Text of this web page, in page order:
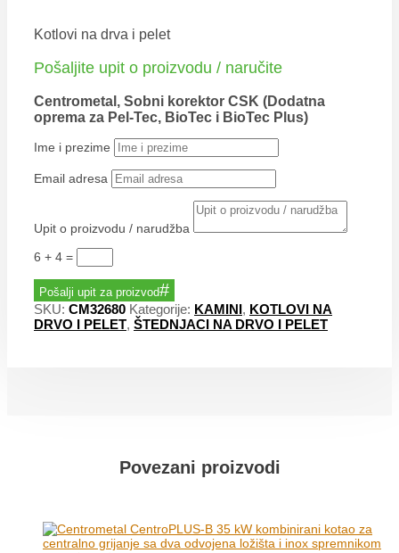
Kotlovi na drva i pelet
Pošaljite upit o proizvodu / naručite
Centrometal, Sobni korektor CSK (Dodatna
oprema za Pel-Tec, BioTec i BioTec Plus)
Ime i prezime
Email adresa
Upit o proizvodu / narudžba
6 + 4 =
Pošalji upit za proizvod
SKU: CM32680 Kategorije: KAMINI, KOTLOVI NA
DRVO I PELET, ŠTEDNJACI NA DRVO I PELET
Povezani proizvodi